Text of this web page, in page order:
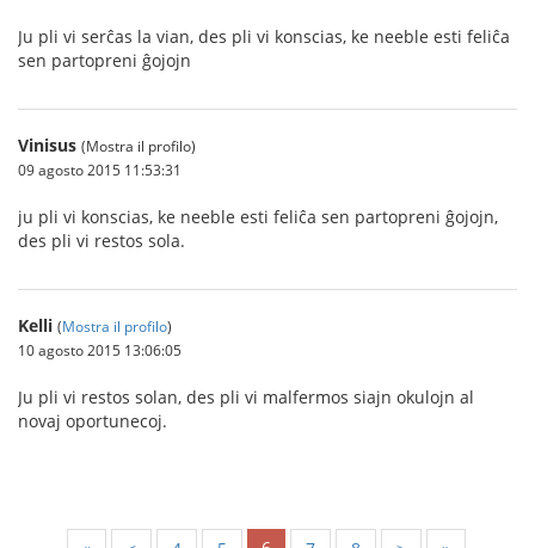
Ju pli vi serĉas la vian, des pli vi konscias, ke neeble esti feliĉa
sen partopreni ĝojojn
Vinisus (Mostra il profilo)
09 agosto 2015 11:53:31
ju pli vi konscias, ke neeble esti feliĉa sen partopreni ĝojojn,
des pli vi restos sola.
Kelli (Mostra il profilo)
10 agosto 2015 13:06:05
Ju pli vi restos solan, des pli vi malfermos siajn okulojn al
novaj oportunecoj.